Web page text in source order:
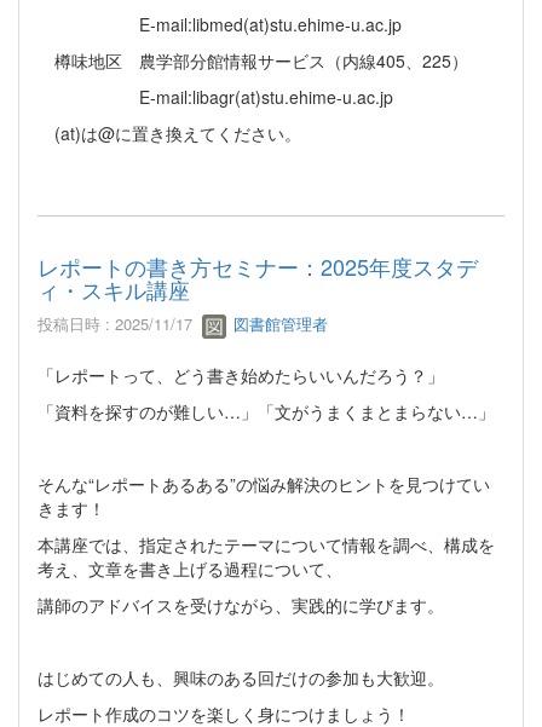
E-mail:libmed(at)stu.ehime-u.ac.jp
樽味地区 農学部分館情報サービス（内線405、225）
E-mail:libagr(at)stu.ehime-u.ac.jp
(at)は@に置き換えてください。
レポートの書き方セミナー：2025年度スタデ
ィ・スキル講座
投稿日時 : 2025/11/17 図書館管理者
「レポートって、どう書き始めたらいいんだろう？」
「資料を探すのが難しい…」「文がうまくまとまらない…」
そんな“レポートあるある”の悩み解決のヒントを見つけてい
きます！
本講座では、指定されたテーマについて情報を調べ、構成を
考え、文章を書き上げる過程について、
講師のアドバイスを受けながら、実践的に学びます。
はじめての人も、興味のある回だけの参加も大歓迎。
レポート作成のコツを楽しく身につけましょう！